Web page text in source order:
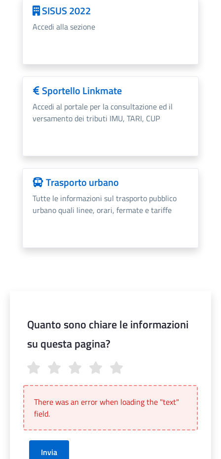
SISUS 2022
Accedi alla sezione
Sportello Linkmate
Accedi al portale per la consultazione ed il
versamento dei tributi IMU, TARI, CUP
Trasporto urbano
Tutte le informazioni sul trasporto pubblico
urbano quali linee, orari, fermate e tariffe
Quanto sono chiare le informazioni
su questa pagina?
Quanto sono chiare le informazioni su questa pagina?
There was an error when loading the "text"
field.
Invia